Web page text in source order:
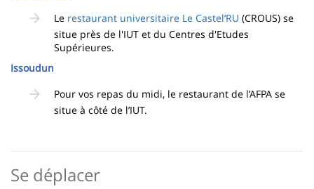
Le restaurant universitaire Le Castel’RU (CROUS) se
situe près de l'IUT et du Centres d'Etudes
Supérieures.
Issoudun
Pour vos repas du midi, le restaurant de l’AFPA se
situe à côté de l’IUT.
Se déplacer